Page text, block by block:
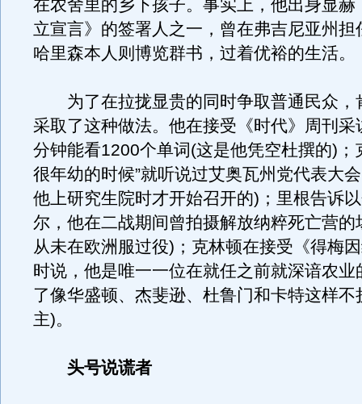
在农舍里的乡下孩子。事实上，他出身显赫
立宣言》的签署人之一，曾在弗吉尼亚州担
哈里森本人则博览群书，过着优裕的生活。
为了在拉拢显贵的同时争取普通民众，
采取了这种做法。他在接受《时代》周刊采
分钟能看1200个单词(这是他凭空杜撰的)；
很年幼的时候”就听说过艾奥瓦州党代表大
他上研究生院时才开始召开的)；里根告诉
尔，他在二战期间曾拍摄解放纳粹死亡营的
从未在欧洲服过役)；克林顿在接受《得梅
时说，他是唯一一位在就任之前就深谙农业
了像华盛顿、杰斐逊、杜鲁门和卡特这样不
主)。
头号说谎者